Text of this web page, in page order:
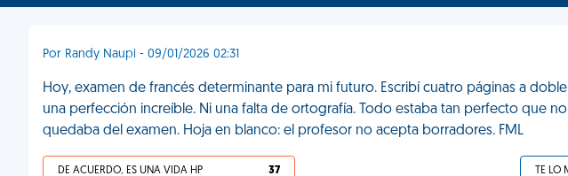
Por Randy Naupi - 09/01/2026 02:31
Hoy, examen de francés determinante para mi futuro. Escribí cuatro páginas a
una perfección increíble. Ni una falta de ortografía. Todo estaba tan perfecto que
quedaba del examen. Hoja en blanco: el profesor no acepta borradores. FML
DE ACUERDO, ES UNA VIDA HP 37 TE LO